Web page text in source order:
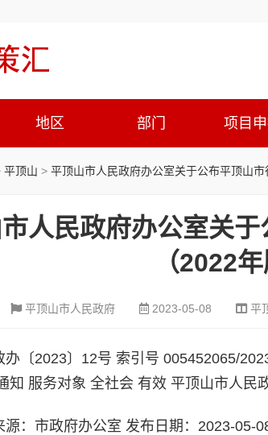
地区 部门 项目
平顶山 > 平顶山市人民政府办公室关于公布平顶山
人民政府办公室关
（2022
平顶山市人民政府 2023-05-08 平
办〔2023〕12号 索引号 005452065/
知 服务对象 全社会 有效 平顶山市人
源：市政府办公室 发布日期： 2023-05-